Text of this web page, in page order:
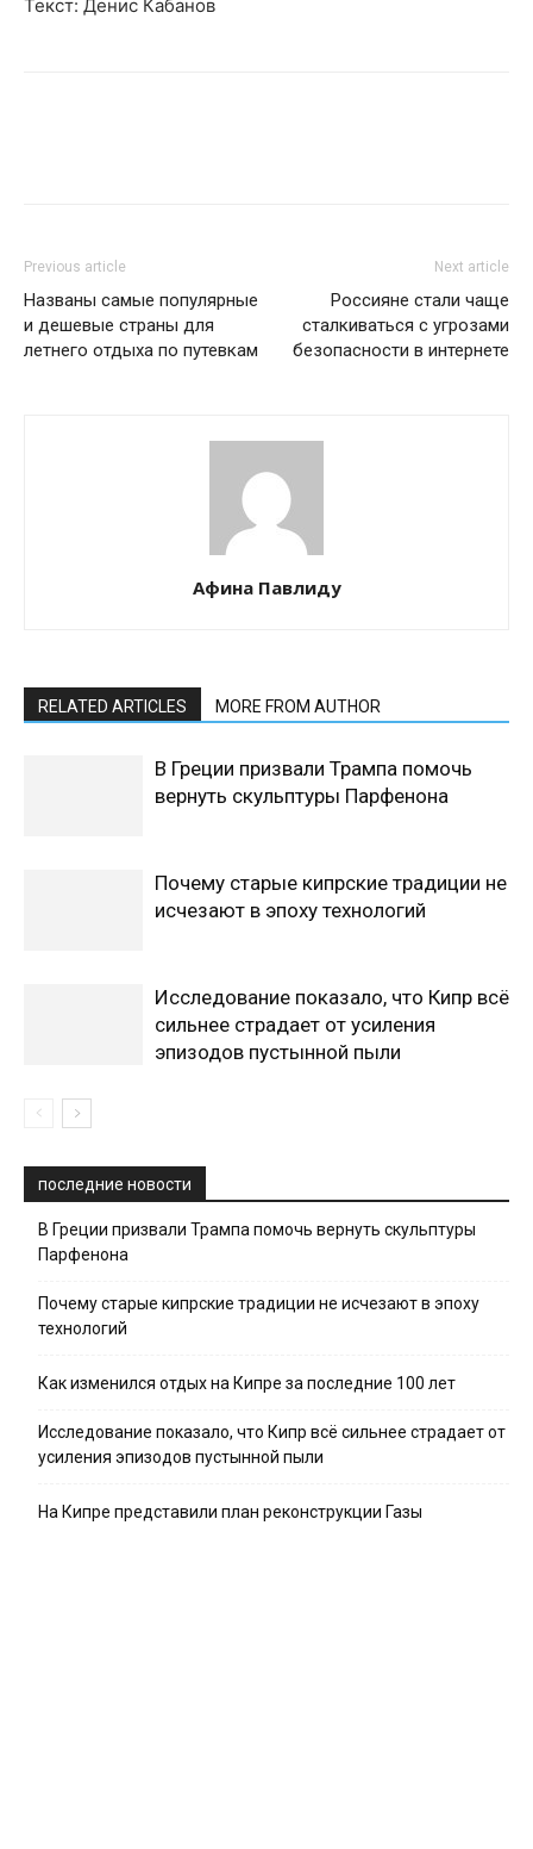
Текст: Денис Кабанов
Previous article
Названы самые популярные
и дешевые страны для
летнего отдыха по путевкам
Next article
Россияне стали чаще
сталкиваться с угрозами
безопасности в интернете
Афина Павлиду
RELATED ARTICLES MORE FROM AUTHOR
В Греции призвали Трампа помочь
вернуть скульптуры Парфенона
Почему старые кипрские традиции не
исчезают в эпоху технологий
Исследование показало, что Кипр всё
сильнее страдает от усиления
эпизодов пустынной пыли
последние новости
В Греции призвали Трампа помочь вернуть скульптуры
Парфенона
Почему старые кипрские традиции не исчезают в эпоху
технологий
Как изменился отдых на Кипре за последние 100 лет
Исследование показало, что Кипр всё сильнее страдает от
усиления эпизодов пустынной пыли
На Кипре представили план реконструкции Газы